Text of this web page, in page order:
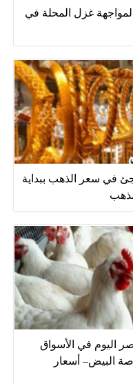
غزل المحلة في
في سعر الذهب ببداية
اليوم في الأسواق
البيض– أسعار